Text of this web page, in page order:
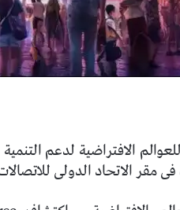
الافتراضية لدعم
مقر الاتحاد الدولى